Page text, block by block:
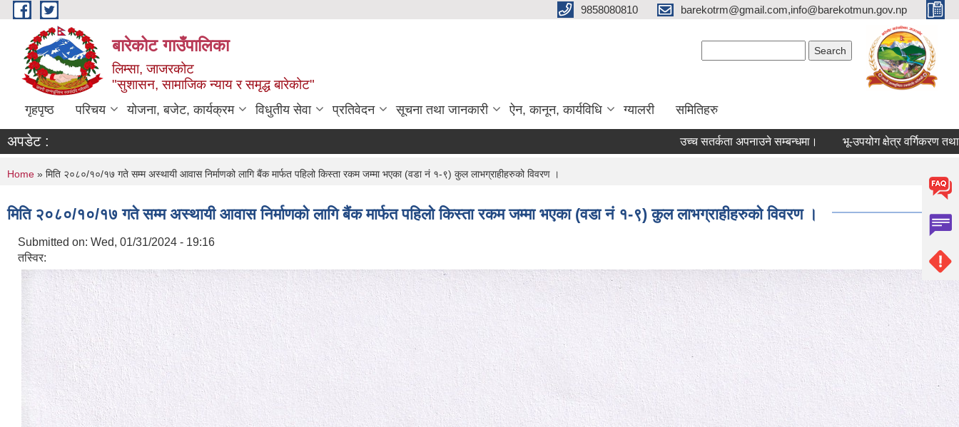
Skip to main content 9858080810 barekotrm@gmail.com,info@barekotmun.gov.np
बारेकोट गाउँपालिका
लिम्सा, जाजरकोट
"सुशासन, सामाजिक न्याय र समृद्ध बारेकोट"
गृहपृष्ठ परिचय योजना, बजेट, कार्यक्रम विधुतीय सेवा प्रतिवेदन सूचना तथा जानकारी ऐन, कानून, कार्यविधि ग्यालरी समितिहरु
अपडेट : उच्च सतर्कता अपनाउने सम्बन्धमा। भू-उपयोग क्षेत्र वर्गिकरण तथा कित्तागत विवरण
You are here
Home » मिति २०८०/१०/१७ गते सम्म अस्थायी आवास निर्माणको लागि बैंक मार्फत पहिलो किस्ता रकम जम्मा भएका (वडा नं १-९) कुल लाभग्राहीहरुको विवरण ।
मिति २०८०/१०/१७ गते सम्म अस्थायी आवास निर्माणको लागि बैंक मार्फत पहिलो किस्ता रकम जम्मा भएका (वडा नं १-९) कुल लाभग्राहीहरुको विवरण ।
Submitted on: Wed, 01/31/2024 - 19:16
तस्विर: